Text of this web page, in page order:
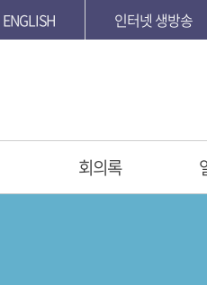
ENGLISH 인터넷 생방송
회의록